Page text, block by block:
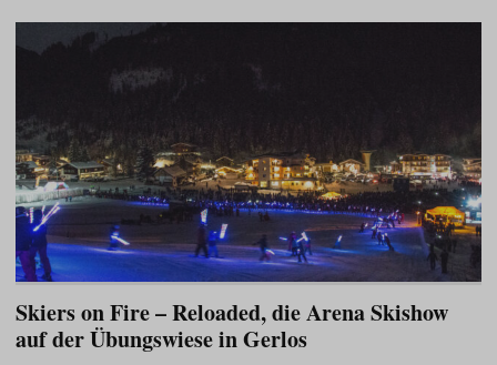
Skiers on Fire – Reloaded, die Arena Skishow
auf der Übungswiese in Gerlos